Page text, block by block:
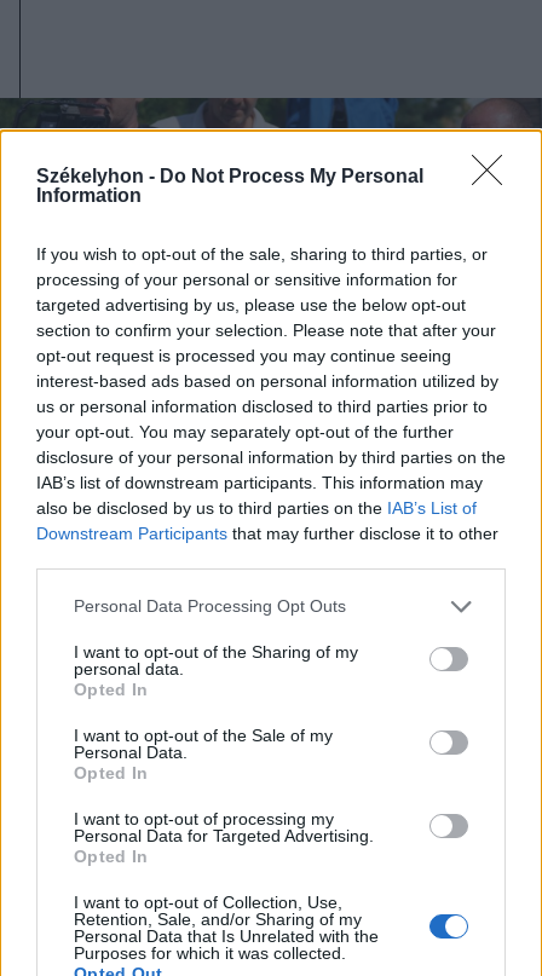
Székelyhon - Do Not Process My Personal
Information
If you wish to opt-out of the sale, sharing to third parties, or
processing of your personal or sensitive information for
targeted advertising by us, please use the below opt-out
section to confirm your selection. Please note that after your
opt-out request is processed you may continue seeing
interest-based ads based on personal information utilized by
us or personal information disclosed to third parties prior to
your opt-out. You may separately opt-out of the further
disclosure of your personal information by third parties on the
IAB’s list of downstream participants. This information may
also be disclosed by us to third parties on the IAB’s List of
Downstream Participants that may further disclose it to other
Personal Data Processing Opt Outs
I want to opt-out of the Sharing of my
personal data.
Opted In
I want to opt-out of the Sale of my
Personal Data.
Opted In
I want to opt-out of processing my
Personal Data for Targeted Advertising.
Opted In
I want to opt-out of Collection, Use,
Retention, Sale, and/or Sharing of my
Personal Data that Is Unrelated with the
Purposes for which it was collected.
2026. augusztus 06., csütörtök
Kezdődhet Călin Georgescu és
Horațiu Potra perének érdemi